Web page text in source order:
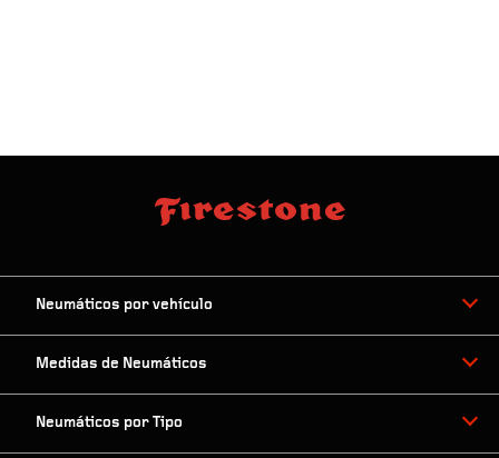
Neumáticos por vehículo
Medidas de Neumáticos
Neumáticos por Tipo